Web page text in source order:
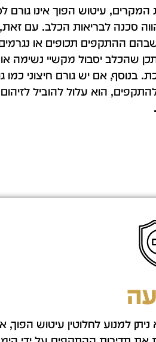
עיטוש הפוך אינו גורם
סכנה לבריאות הכלב. עם
ההתקפים תכופים או נגרמים
שהכלב יסבול מקשיי נשימה
בנוסף, אם יש גורם חיצוני כמו
הוא עלול להוביל
למנוע לחלוטין עיטוש הפוך,